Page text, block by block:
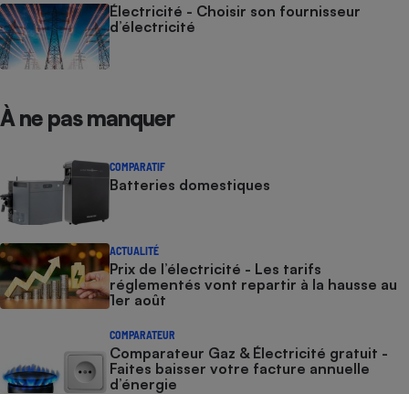
Électricité - Choisir son fournisseur
d’électricité
À ne pas manquer
COMPARATIF
Batteries domestiques
ACTUALITÉ
Prix de l’électricité - Les tarifs
réglementés vont repartir à la hausse au
1er août
COMPARATEUR
Comparateur Gaz & Électricité gratuit -
Faites baisser votre facture annuelle
d’énergie